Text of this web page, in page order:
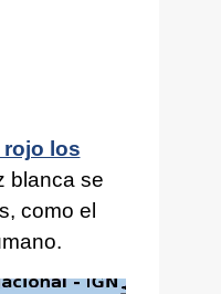
rojo los
blanca se
como el